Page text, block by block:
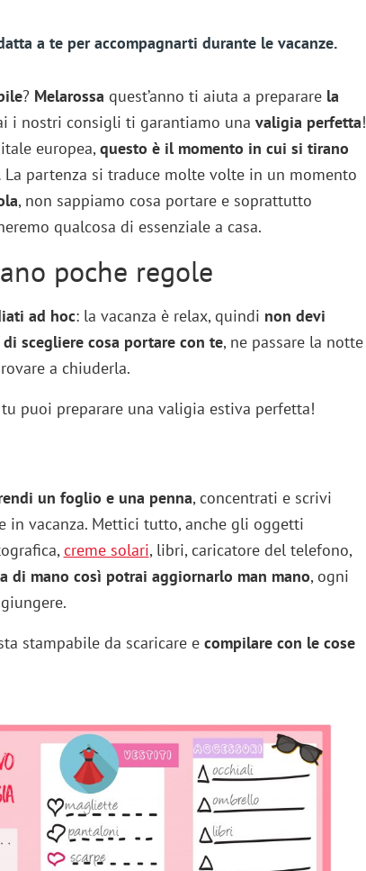
a te per accompagnarti durante le vacanze.
? Melarossa quest’anno ti aiuta a preparare la
i nostri consigli ti garantiamo una valigia perfetta!
europea,questo è il momento in cui si tirano
La partenza si traduce molte volte in un momento
, non sappiamo cosa portare e soprattutto
qualcosa di essenziale a casa.
poche regole
ad hoc: la vacanza è relax, quindi non devi
scegliere cosa portare con te, ne passare la notte
a chiuderla.
puoi preparare una valigia estiva perfetta!
un foglio e una penna, concentrati e scrivi
in vacanza. Mettici tutto, anche gli oggetti
creme solari, libri, caricatore del telefono,
di mano così potrai aggiornarlo man mano, ogni
stampabile da scaricare e compilare con le cose